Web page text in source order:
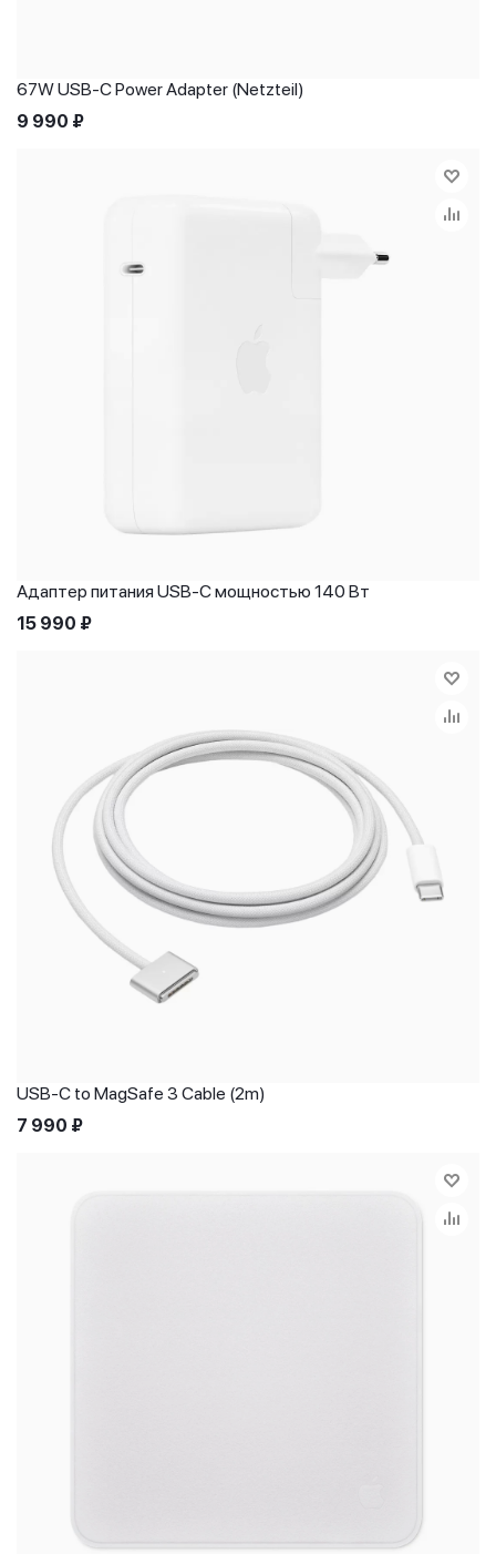
67W USB-C Power Adapter (Netzteil)
9 990 ₽
Адаптер питания USB‑C мощностью 140 Вт
15 990 ₽
USB-C to MagSafe 3 Cable (2m)
7 990 ₽